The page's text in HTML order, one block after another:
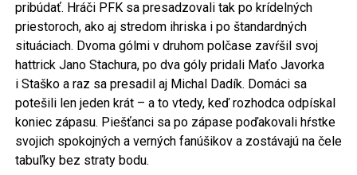
pribúdať. Hráči PFK sa presadzovali tak po krídelných
priestoroch, ako aj stredom ihriska i po štandardných
situáciach. Dvoma gólmi v druhom polčase zavŕšil svoj
hattrick Jano Stachura, po dva góly pridali Maťo Javorka
i Staško a raz sa presadil aj Michal Dadík. Domáci sa
potešili len jeden krát – a to vtedy, keď rozhodca odpískal
koniec zápasu. Piešťanci sa po zápase poďakovali hŕstke
svojich spokojných a verných fanúšikov a zostávajú na čele
tabuľky bez straty bodu.